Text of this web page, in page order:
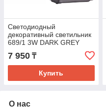
Светодиодный
декоративный светильник
689/1 3W DARK GREY
6000K IP65 (TEKLED)
40шт
7 950 ₸
Купить
О нас